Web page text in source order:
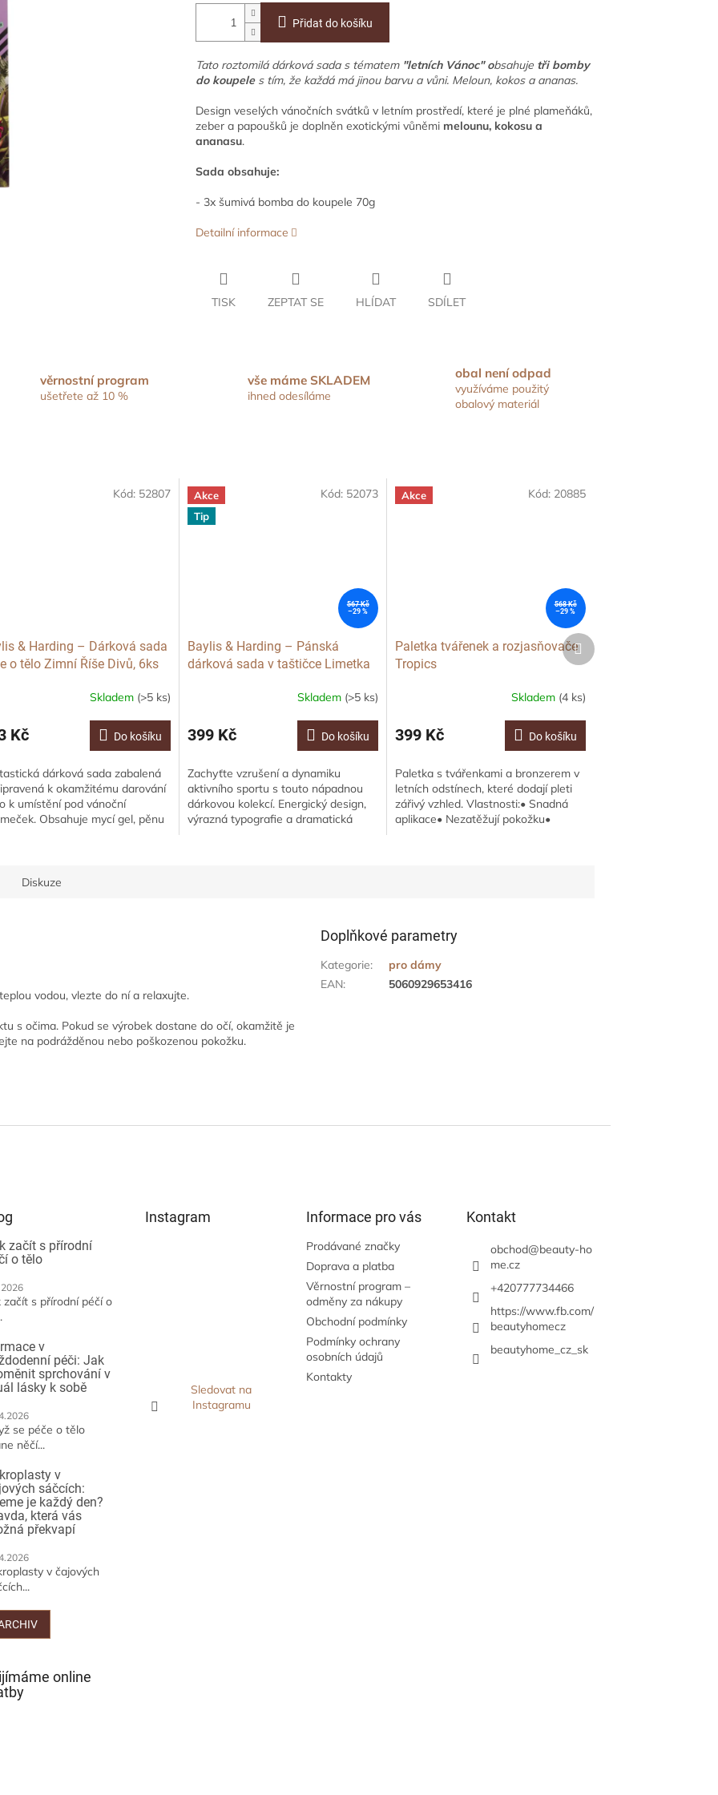
Přidat do košíku
Tato roztomilá dárková sada s tématem "letních Vánoc" obsahuje tři bomby
do koupeles tím, že každá má jinou barvu a vůni. Meloun, kokos a ananas.
Design veselých vánočních svátků v letním prostředí, které je plné plameňáků,
zeber a papoušků je doplněn exotickými vůněmi melounu, kokosu a
ananasu.
Sada obsahuje:
- 3x šumivá bomba do koupele 70g
Detailní informace
TISK ZEPTAT SE HLÍDAT SDÍLET
věrnostní program
ušetřete až 10 %
vše máme SKLADEM
ihned odesíláme
obal není odpad
využíváme použitý
obalový materiál
& Harding – Dárková sada
o tělo Zimní Říše Divů, 6ks
Skladem (>5 ks)
Kč Do košíku
dárková sada zabalená
k okamžitému darování
k umístění pod vánoční
Obsahuje mycí gel, pěnu
Kód: 52807
Akce
Tip
567 Kč
–29 %
Baylis & Harding – Pánská
dárková sada v taštičce Limetka
Skladem (>5 ks)
399 Kč Do košíku
Zachyťte vzrušení a dynamiku
aktivního sportu s touto nápadnou
dárkovou kolekcí. Energický design,
výrazná typografie a dramatická
Kód: 52073 Akce
568 Kč
–29 %
Paletka tvářenek a rozjasňovače
Tropics
Skladem (4 ks)
399 Kč Do košíku
Paletka s tvářenkami a bronzerem v
letních odstínech, které dodají pleti
zářivý vzhled. Vlastnosti:• Snadná
aplikace• Nezatěžují pokožku•
Kód: 20885
Další
produkt
Diskuze
vodou, vlezte do ní a relaxujte.
s očima. Pokud se výrobek dostane do očí, okamžitě je
na podrážděnou nebo poškozenou pokožku.
Doplňkové parametry
Kategorie:
pro dámy
EAN: 5060929653416
začít s přírodní
o tělo
začít s přírodní péčí o
v
péči: Jak
sprchování v
lásky k sobě
se péče o tělo
něčí...
v
sáčcích:
je každý den?
která vás
překvapí
v čajových
Instagram
Sledovat na
Instagramu
Informace pro vás
Prodávané značky
Doprava a platba
Věrnostní program –
odměny za nákupy
Obchodní podmínky
Podmínky ochrany
osobních údajů
Kontakty
Kontakt
obchod@beauty-ho
me.cz
+420777734466
https://www.fb.com/
beautyhomecz
beautyhome_cz_sk
online